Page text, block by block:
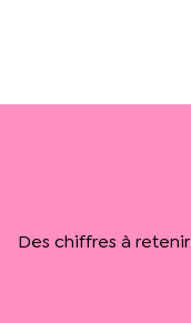
Des chiffres à retenir